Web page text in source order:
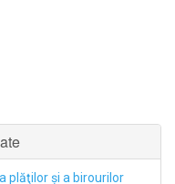
plăţilor şi a birourilor